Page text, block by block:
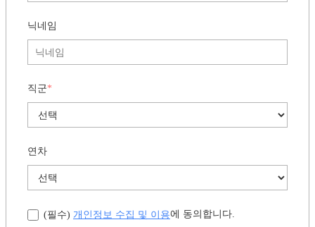
닉네임
직군*
연차
(필수) 개인정보 수집 및 이용에 동의합니다.